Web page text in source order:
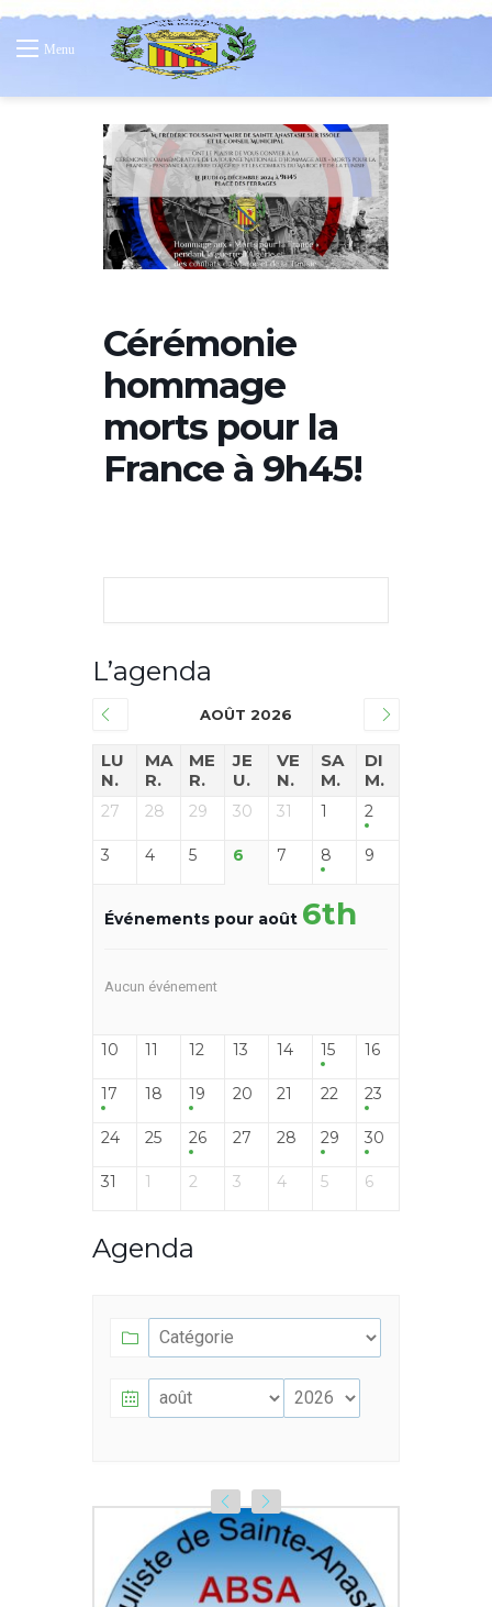
Menu
Cérémonie
hommage
morts pour la
France à 9h45!
L’agenda
AOÛT 2026
LU
N.
MA
R.
ME
R.
JE
U.
VE
N.
SA
M.
DI
M.
27 28 29 30 31 1 2
3 4 5 6 7 8 9
Événements pour août 6th
Aucun événement
10 11 12 13 14 15 16
17 18 19 20 21 22 23
24 25 26 27 28 29 30
31 1 2 3 4 5 6
Agenda